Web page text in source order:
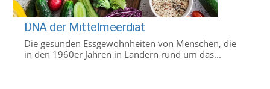
DNA der Mittelmeerdiät
Die gesunden Essgewohnheiten von Menschen, die
in den 1960er Jahren in Ländern rund um das...